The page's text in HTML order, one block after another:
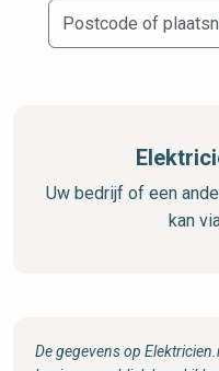
Uw bedrijf of een
kan
De gegevens op